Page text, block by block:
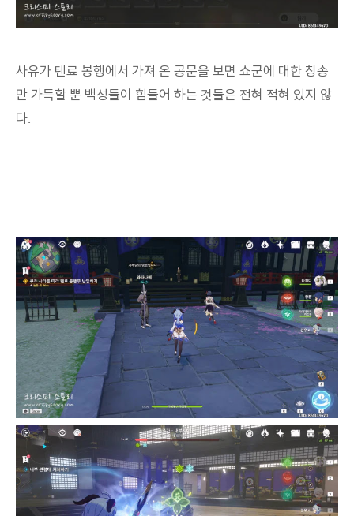
사유가 텐료 봉행에서 가져 온 공문을 보면 쇼군에 대한 칭송
만 가득할 뿐 백성들이 힘들어 하는 것들은 전혀 적혀 있지 않
다.